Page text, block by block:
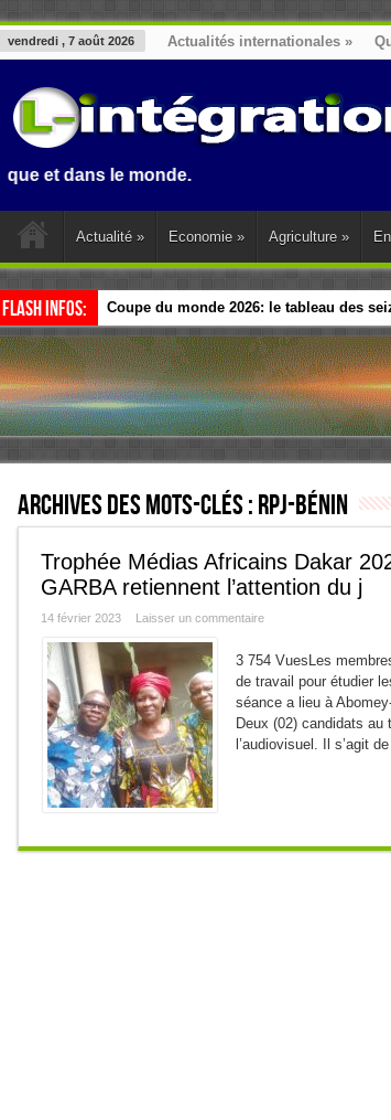
vendredi , 7 août 2026 Actualités internationales »
le monde.
Actualité » Economie » Agriculture »
Flash Infos: Coupe du monde 2026: le tableau des
Esclavage: à Accra, l’Afrique et sa
Archives des mots-clés :RPJ-Bénin
Trophée Médias Africains Dakar
GARBA retiennent l’attention du j
14 février 2023 Laisser un commentaire
3 754 VuesLes
de travail pour étudier
séance a lieu à
Deux (02) candidats
l’audiovisuel. Il s’agit